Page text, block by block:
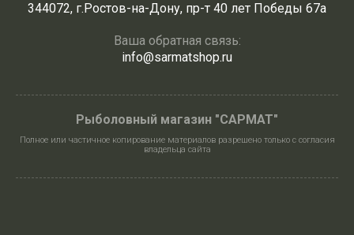
344072, г.Ростов-на-Дону, пр-т 40 лет Победы 67а
Ваша обратная связь:
info@sarmatshop.ru
Рыболовный магазин "САРМАТ"
Полное или частичное копирование материалов разрешено только с согласия
владельца сайта